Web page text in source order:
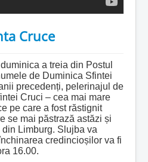
Cruce
a treia din Postul
de Duminica Sfintei
precedenți, pelerinajul de
Cruci – cea mai mare
pe care a fost răstignit
se mai păstrază astăzi și
Limburg. Slujba va
credincioșilor va fi
16.00.